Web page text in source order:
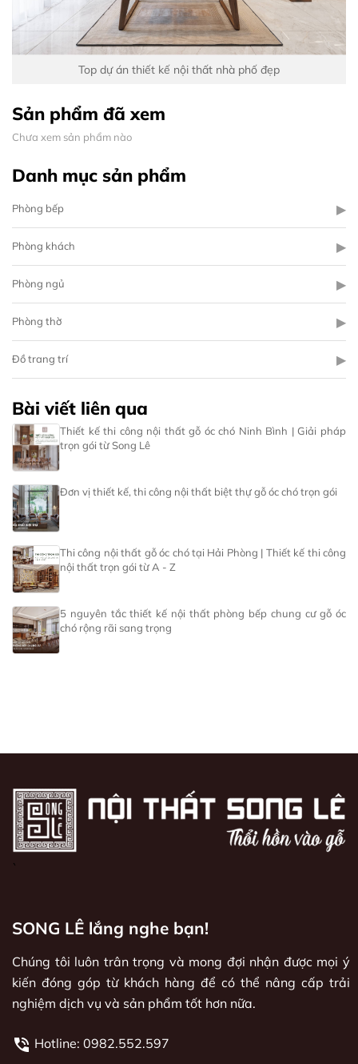
Top dự án thiết kế nội thất nhà phố đẹp
Sản phẩm đã xem
Chưa xem sản phẩm nào
Danh mục sản phẩm
Phòng bếp ▶
Phòng khách ▶
Phòng ngủ ▶
Phòng thờ ▶
Đồ trang trí ▶
Bài viết liên qua
Thiết kế thi công nội thất gỗ óc chó Ninh Bình | Giải pháp
trọn gói từ Song Lê
Đơn vị thiết kế, thi công nội thất biệt thự gỗ óc chó trọn gói
Thi công nội thất gỗ óc chó tại Hải Phòng | Thiết kế thi công
nội thất trọn gói từ A - Z
5 nguyên tắc thiết kế nội thất phòng bếp chung cư gỗ óc
chó rộng rãi sang trọng
`
SONG LÊ lắng nghe bạn!
Chúng tôi luôn trân trọng và mong đợi nhận được mọi ý
kiến đóng góp từ khách hàng để có thể nâng cấp trải
nghiệm dịch vụ và sản phẩm tốt hơn nữa.
Hotline: 0982.552.597